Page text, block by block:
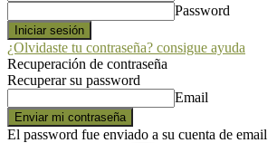
Password
¿Olvidaste tu contraseña? consigue ayuda
Recuperación de contraseña
Recuperar su password
Email
El password fue enviado a su cuenta de email